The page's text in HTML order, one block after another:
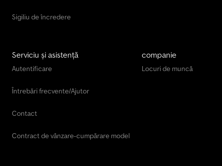
Sigiliu de încredere
Serviciu și asistență
Autentificare
Întrebări frecvente/Ajutor
Contact
Contract de vânzare-cumpărare model
companie
Locuri de muncă